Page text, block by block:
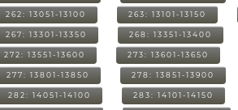
262: 13051-13100 263: 13101-13150
267: 13301-13350 268: 13351-13400
272: 13551-13600 273: 13601-13650
277: 13801-13850 278: 13851-13900
282: 14051-14100 283: 14101-14150